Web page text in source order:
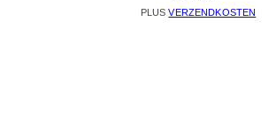
PLUSVERZENDKOSTEN